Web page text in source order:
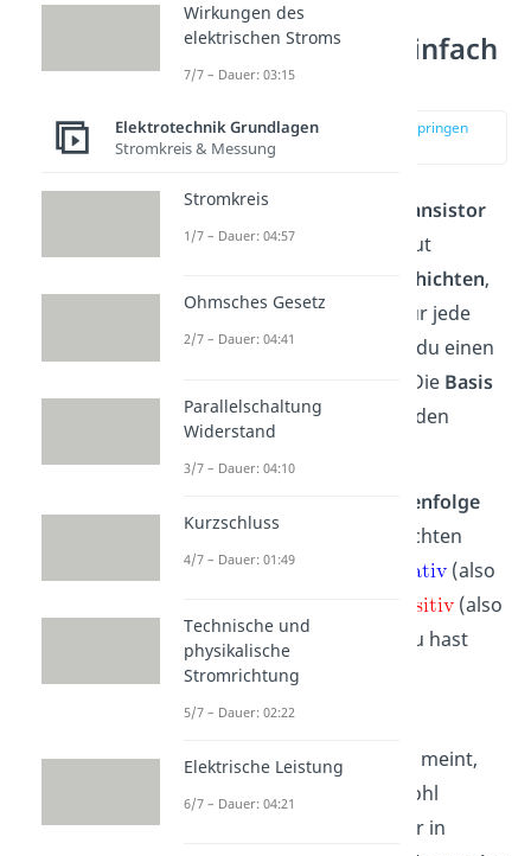
NPN Transistor einfach
erklärt
zur Stelle im Video springen
Du kannst dir den
NPN Transistor
wie ein Sandwich aufgebaut
drei Schichten,
die übereinanderliegen. Für jede
dieser drei Schichten hast du einen
Anschluss nach draußen: Die Basis
(B), denKollektor
(C) und den
Reihenfolge
derDotierung
dieser Schichten
mitgeteilt:
steht für
(also
(also
p-Dotierung). Das heißt, du hast
zweip-n-Übergänge
Der NPN Transistor ist ein
Bipolartransistor.
meint,
dass für die Funktion sowohl
als auch Löcher in
Wirkungen des
elektrischen Stroms
7/7 – Dauer: 03:15
Elektrotechnik Grundlagen
Stromkreis & Messung
Stromkreis
1/7 – Dauer: 04:57
Ohmsches Gesetz
2/7 – Dauer: 04:41
Parallelschaltung
Widerstand
3/7 – Dauer: 04:10
Kurzschluss
4/7 – Dauer: 01:49
Technische und
physikalische
Stromrichtung
5/7 – Dauer: 02:22
Elektrische Leistung
6/7 – Dauer: 04:21